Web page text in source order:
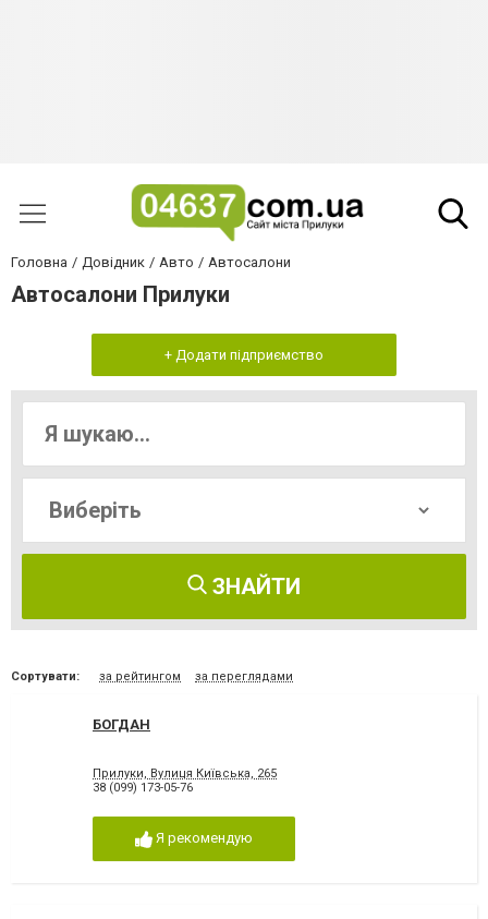
Головна Довідник Авто Автосалони
Автосалони Прилуки
+ Додати підприємство
ЗНАЙТИ
Сортувати: за рейтингом за переглядами
БОГДАН
Прилуки, Вулиця Київська, 265
38 (099) 173-05-76
Я рекомендую